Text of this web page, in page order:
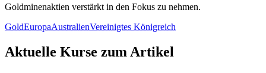
Goldminenaktien verstärkt in den Fokus zu nehmen.
GoldEuropaAustralienVereinigtes Königreich
Aktuelle Kurse zum Artikel